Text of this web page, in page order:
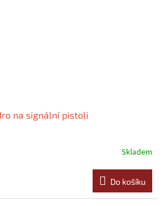
na signální pistoli
Skladem
Do košíku